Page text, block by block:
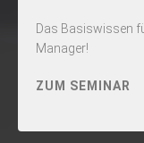
Das Basiswissen
Manager!
ZUM SEMINAR